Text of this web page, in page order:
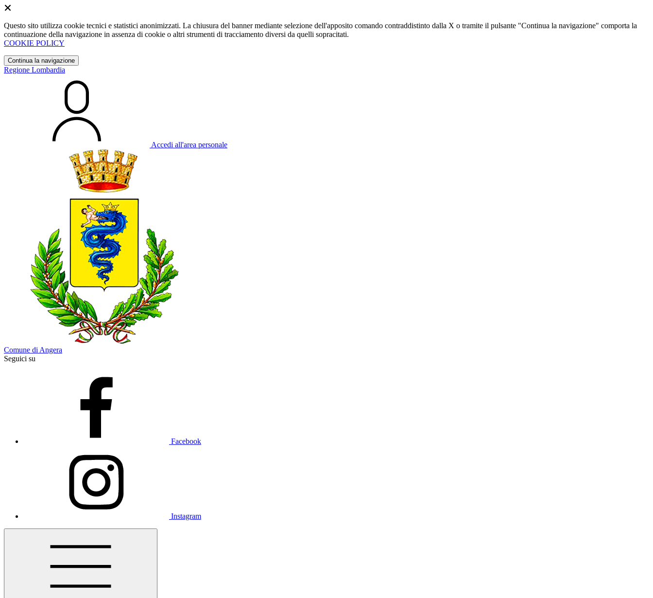
Questo sito utilizza cookie tecnici e statistici anonimizzati. La chiusura del banner mediante selezione dell'apposito comando contraddistinto dalla X o tramite il pulsante "Continua la navigazione" comporta la
continuazione della navigazione in assenza di cookie o altri strumenti di tracciamento diversi da quelli sopracitati.
COOKIE POLICY
Continua la navigazione
Regione Lombardia
Accedi all'area personale
Comune di Angera
Seguici su
Facebook
Instagram